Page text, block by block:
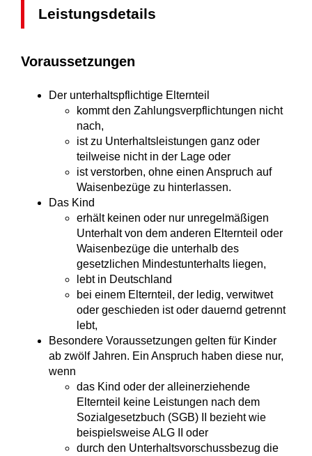
Leistungsdetails
Voraussetzungen
Der unterhaltspflichtige Elternteil
kommt den Zahlungsverpflichtungen nicht
nach,
ist zu Unterhaltsleistungen ganz oder
teilweise nicht in der Lage oder
ist verstorben, ohne einen Anspruch auf
Waisenbezüge zu hinterlassen.
Das Kind
erhält keinen oder nur unregelmäßigen
Unterhalt von dem anderen Elternteil oder
Waisenbezüge die unterhalb des
gesetzlichen Mindestunterhalts liegen,
lebt in Deutschland
bei einem Elternteil, der ledig, verwitwet
oder geschieden ist oder dauernd getrennt
lebt,
Besondere Voraussetzungen gelten für Kinder
ab zwölf Jahren. Ein Anspruch haben diese nur,
wenn
das Kind oder der alleinerziehende
Elternteil keine Leistungen nach dem
Sozialgesetzbuch (SGB) II bezieht wie
beispielsweise ALG II oder
durch den Unterhaltsvorschussbezug die